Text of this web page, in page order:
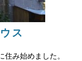
ス
み始めました。